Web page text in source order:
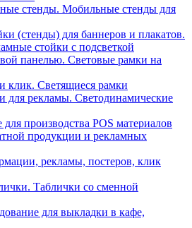
стенды. Мобильные стенды для
(стенды) для баннеров и плакатов.
стойки с подсветкой
панелью. Световые рамки на
клик. Светящиеся рамки
для рекламы. Светодинамические
производства POS материалов
продукции и рекламных
рекламы, постеров, клик
Таблички со сменной
для выкладки в кафе,